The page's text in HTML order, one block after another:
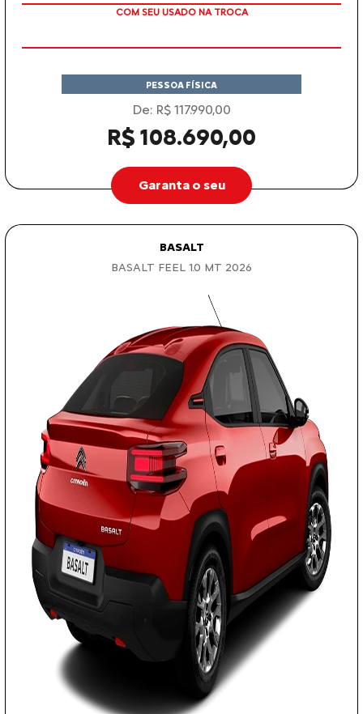
TAXA ZERO EM 12X
PESSOA FÍSICA
De: R$ 117.990,00
R$ 108.690,00
Garanta o seu
BASALT
BASALT FEEL 1.0 MT 2026